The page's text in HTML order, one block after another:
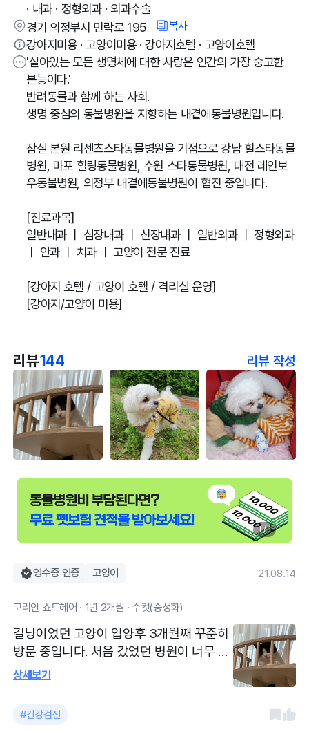
· 내과 · 정형외과 · 외과수술
경기 의정부시 민락로 195
복사
강아지미용 · 고양이미용 · 강아지호텔 · 고양이호텔
'살아있는 모든 생명체에 대한 사랑은 인간의 가장 숭고한
본능이다.'
반려동물과 함께 하는 사회.
생명 중심의 동물병원을 지향하는 내곁에동물병원입니다.
잠실 본원 리센츠스타동물병원을 기점으로 강남 힐스타동물
병원, 마포 힐링동물병원, 수원 스타동물병원, 대전 레인보
우동물병원, 의정부 내곁에동물병원이 협진 중입니다.
[진료과목]
일반내과 ㅣ 심장내과 ㅣ 신장내과 ㅣ 일반외과 ㅣ 정형외과
ㅣ 안과 ㅣ 치과 ㅣ 고양이 전문 진료
[강아지 호텔 / 고양이 호텔 / 격리실 운영]
[강아지/고양이 미용]
리뷰144 리뷰 작성
1 / 1
영수증 인증 고양이 21.08.14
코리안 쇼트헤어 · 1년 2개월 · 수컷(중성화)
길냥이었던 고양이 입양후 3개월째 꾸준히
방문 중입니다. 처음 갔었던 병원이 너무 성
의없게 진료하여 검색해서 찾은 병원인데,
하고 상담해주셔서 인상 깊었습니다. 특히
원장님들이 친절하셔요.
상세보기
#건강검진